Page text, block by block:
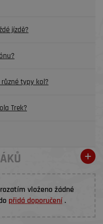
jízdě?
typy kol?
Trek?
vloženo žádné
přidá doporučení.